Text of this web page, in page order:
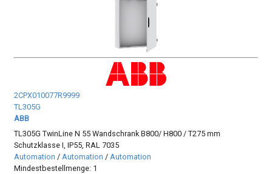
2CPX010077R9999
TL305G
ABB
TL305G TwinLine N 55 Wandschrank B800/ H800 / T275 mm
Schutzklasse I, IP55, RAL 7035
Automation /Automation /Automation
Mindestbestellmenge: 1